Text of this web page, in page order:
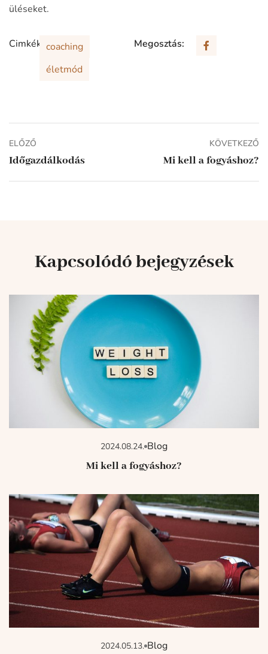
üléseket.
Cimkék: coaching
életmód
Megosztás:
ELŐZŐ
Időgazdálkodás
KÖVETKEZŐ
Mi kell a fogyáshoz?
Kapcsolódó bejegyzések
2024.08.24. Blog
Mi kell a fogyáshoz?
2024.05.13. Blog